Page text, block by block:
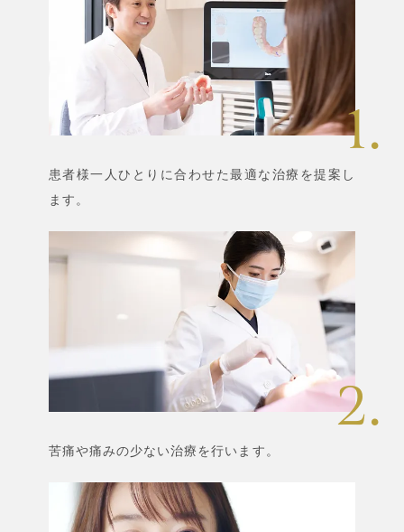
患者様一人ひとりに合わせた最適な治療を提案し
ます。
苦痛や痛みの少ない治療を行います。